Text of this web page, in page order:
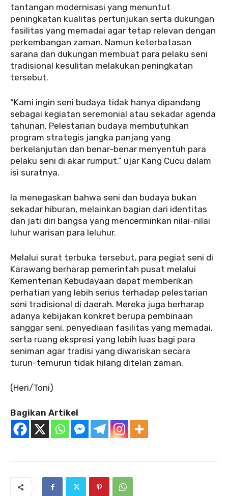
tantangan modernisasi yang menuntut
peningkatan kualitas pertunjukan serta dukungan
fasilitas yang memadai agar tetap relevan dengan
perkembangan zaman. Namun keterbatasan
sarana dan dukungan membuat para pelaku seni
tradisional kesulitan melakukan peningkatan
tersebut.
“Kami ingin seni budaya tidak hanya dipandang
sebagai kegiatan seremonial atau sekadar agenda
tahunan. Pelestarian budaya membutuhkan
program strategis jangka panjang yang
berkelanjutan dan benar-benar menyentuh para
pelaku seni di akar rumput,” ujar Kang Cucu dalam
isi suratnya.
Ia menegaskan bahwa seni dan budaya bukan
sekadar hiburan, melainkan bagian dari identitas
dan jati diri bangsa yang mencerminkan nilai-nilai
luhur warisan para leluhur.
Melalui surat terbuka tersebut, para pegiat seni di
Karawang berharap pemerintah pusat melalui
Kementerian Kebudayaan dapat memberikan
perhatian yang lebih serius terhadap pelestarian
seni tradisional di daerah. Mereka juga berharap
adanya kebijakan konkret berupa pembinaan
sanggar seni, penyediaan fasilitas yang memadai,
serta ruang ekspresi yang lebih luas bagi para
seniman agar tradisi yang diwariskan secara
turun-temurun tidak hilang ditelan zaman.
(Heri/Toni)
Bagikan Artikel